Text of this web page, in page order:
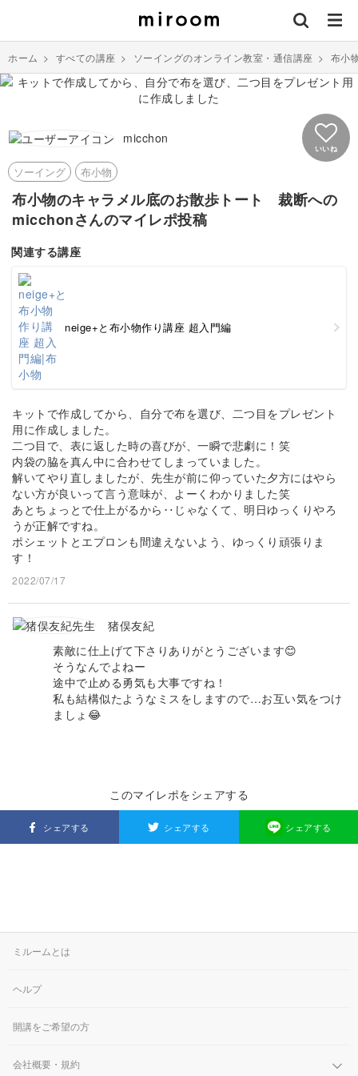
ホーム > すべての講座 > ソーイングのオンライン教室・通信講座 > 布小
micchon
いいね
ソーイング 布小物
布小物のキャラメル底のお散歩トート 裁断への
micchonさんのマイレポ投稿
関連する講座
neige+と布小物作り講座 超入門編
キットで作成してから、自分で布を選び、二つ目をプレゼント
用に作成しました。
二つ目で、表に返した時の喜びが、一瞬で悲劇に！笑
内袋の脇を真ん中に合わせてしまっていました。
解いてやり直しましたが、先生が前に仰っていた夕方にはやら
ない方が良いって言う意味が、よーくわかりました笑
あとちょっとで仕上がるから‥じゃなくて、明日ゆっくりやろ
うが正解ですね。
ポシェットとエプロンも間違えないよう、ゆっくり頑張りま
す！
2022/07/17
猪俣友紀
素敵に仕上げて下さりありがとうございます😊
そうなんでよねー
途中で止める勇気も大事ですね！
私も結構似たようなミスをしますので…お互い気をつけ
ましょ😂
このマイレポをシェアする
シェアする シェアする シェアする
ミルームとは
ヘルプ
開講をご希望の方
会社概要・規約